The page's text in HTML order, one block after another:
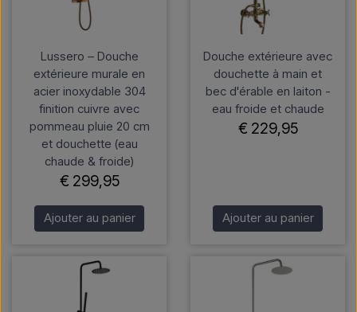
Lussero – Douche
extérieure murale en
acier inoxydable 304
finition cuivre avec
pommeau pluie 20 cm
et douchette (eau
chaude & froide)
€ 299,95
Ajouter au panier
Douche extérieure avec
douchette à main et
bec d'érable en laiton -
eau froide et chaude
€ 229,95
Ajouter au panier